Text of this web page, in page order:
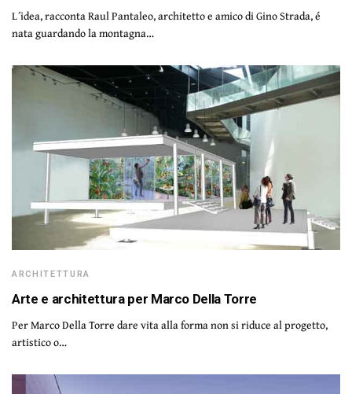
L´idea, racconta Raul Pantaleo, architetto e amico di Gino Strada, é
nata guardando la montagna…
ARCHITETTURA
Arte e architettura per Marco Della Torre
Per Marco Della Torre dare vita alla forma non si riduce al progetto,
artistico o…